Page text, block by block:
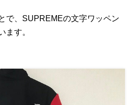
で、SUPREMEの文字ワッペン
ます。